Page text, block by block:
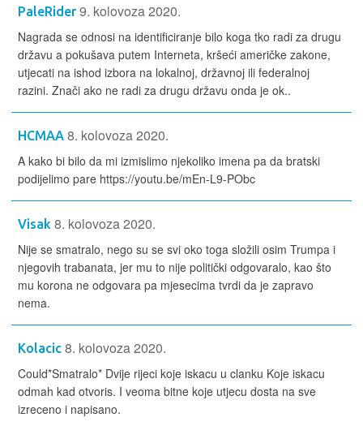
PaleRider 9. kolovoza 2020.
Nagrada se odnosi na identificiranje bilo koga tko radi za drugu
državu a pokušava putem Interneta, kršeći američke zakone,
utjecati na ishod izbora na lokalnoj, državnoj ili federalnoj
razini. Znači ako ne radi za drugu državu onda je ok..
HCMAA 8. kolovoza 2020.
A kako bi bilo da mi izmislimo njekoliko imena pa da bratski
podijelimo pare https://youtu.be/mEn-L9-PObc
Visak 8. kolovoza 2020.
Nije se smatralo, nego su se svi oko toga složili osim Trumpa i
njegovih trabanata, jer mu to nije politički odgovaralo, kao što
mu korona ne odgovara pa mjesecima tvrdi da je zapravo
nema.
Kolacic 8. kolovoza 2020.
Could*Smatralo* Dvije rijeci koje iskacu u clanku Koje iskacu
odmah kad otvoris. I veoma bitne koje utjecu dosta na sve
izreceno i napisano.